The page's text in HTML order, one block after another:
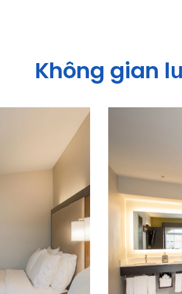
Không gian